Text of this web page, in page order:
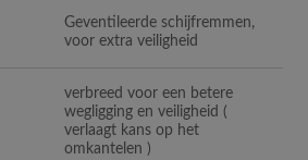
Geventileerde schijfremmen,
voor extra veiligheid
verbreed voor een betere
wegligging en veiligheid (
verlaagt kans op het
omkantelen )